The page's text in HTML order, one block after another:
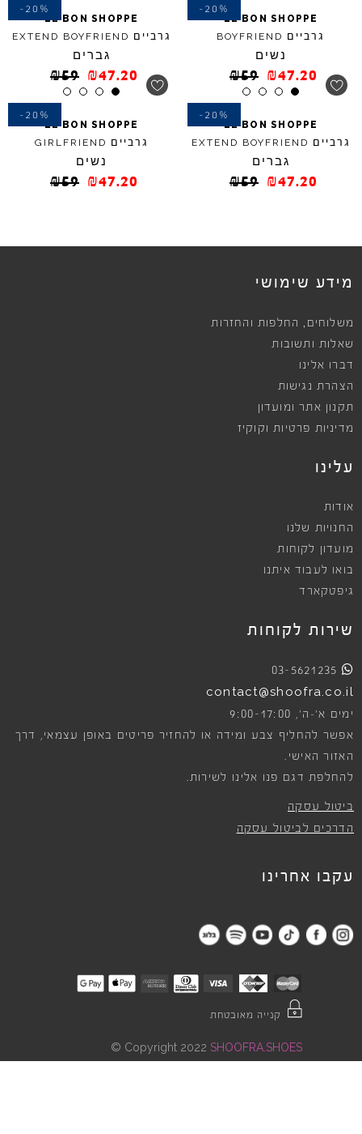
-20%
LE BONSHOPPE
גרביים BOYFRIEND
נשים
₪59 ₪47.20
-20%
LE BONSHOPPE
גרביים EXTEND BOYFRIEND
גברים
₪59 ₪47.20
-20%
LE BONSHOPPE
גרביים EXTEND BOYFRIEND
גברים
₪59 ₪47.20
-20%
LE BONSHOPPE
גרביים GIRLFRIEND
נשים
₪59 ₪47.20
מידע שימושי
משלוחים , החלפות והחזרות
שאלות ותשובות
דברו אלינו
הצהרת נגישות
תקנון אתר ומועדון
מדיניות פרטיות וקוקיז
עלינו
אודות
החנויות שלנו
מועדון לקוחות
בואו לעבוד איתנו
גיפטקארד
שירות לקוחות
03-5621235
contact@shoofra.co.il
ימים א׳-ה׳, 9:00-17:00
אפשר להחליף צבע ומידה או להחזיר פריטים באופן עצמאי, דרך
האזור האישי.
להחלפת דגם פנו אלינו לשירות.
ביטול עסקה
הדרכים לביטול עסקה
עקבו אחרינו
קנייה מאובטחת
Copyright 2022 SHOOFRA.SHOES
©